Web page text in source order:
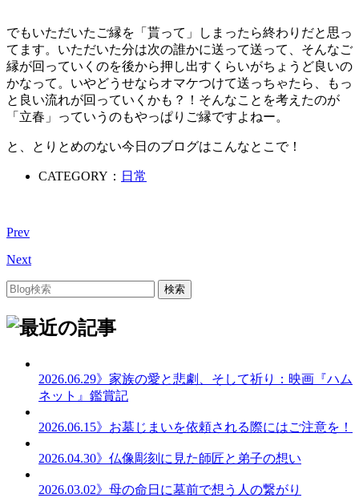
でもいただいたご縁を「貰って」しまったら終わりだと思っ
てます。いただいた分は次の誰かに送って送って、そんなご
縁が回っていくのを後から押し出すくらいがちょうど良いの
かなって。いやどうせならオマケつけて送っちゃたら、もっ
と良い流れが回っていくかも？！そんなことを考えたのが
「立春」っていうのもやっぱりご縁ですよねー。
と、とりとめのない今日のブログはこんなとこで！
CATEGORY： 日常
Prev
Next
2026.06.29》家族の愛と悲劇、そして祈り：映画『ハム
ネット』鑑賞記
2026.06.15》お墓じまいを依頼される際にはご注意を！
2026.04.30》仏像彫刻に見た師匠と弟子の想い
2026.03.02》母の命日に墓前で想う人の繋がり